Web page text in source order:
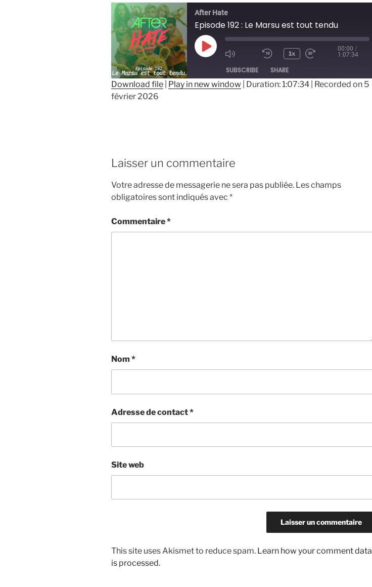
After Hate
Episode 192 : Le Marsu est tout tendu
Play
1x
00:00 /
1:07:34
SUBSCRIBE SHARE
SHARE
Download file Play in new window Duration: 1:07:34
Recorded on 5
février 2026
Laisser un commentaire
Votre adresse de messagerie ne sera pas publiée. Les champs
obligatoires sont indiqués avec *
Commentaire*
Nom *
Adresse de contact*
Site web
This site uses Akismet to reduce spam. Learn how your comment data
is processed.